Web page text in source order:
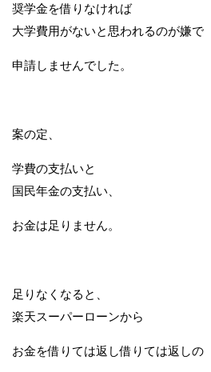
奨学金を借りなければ
大学費用がないと思われるのが嫌で
申請しませんでした。
案の定、
学費の支払いと
国民年金の支払い、
お金は足りません。
足りなくなると、
楽天スーパーローンから
お金を借りては返し借りては返しの